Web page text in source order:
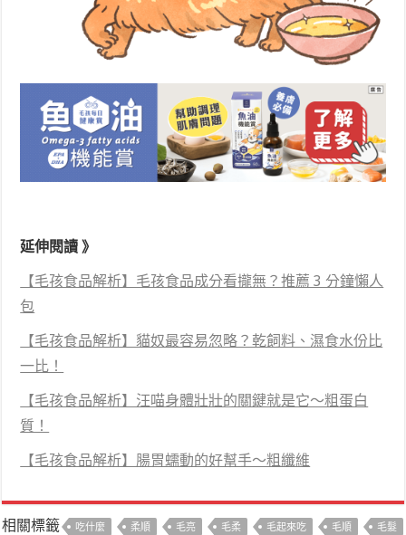
延伸閱讀 》
【毛孩食品解析】毛孩食品成分看攏無？推薦 3 分鐘懶人
包
【毛孩食品解析】貓奴最容易忽略？乾飼料、濕食水份比
一比！
【毛孩食品解析】汪喵身體壯壯的關鍵就是它～粗蛋白
質！
【毛孩食品解析】腸胃蠕動的好幫手～粗纖維
相關標籤 吃什麼 柔順 毛亮 毛柔 毛起來吃 毛順
毛髮